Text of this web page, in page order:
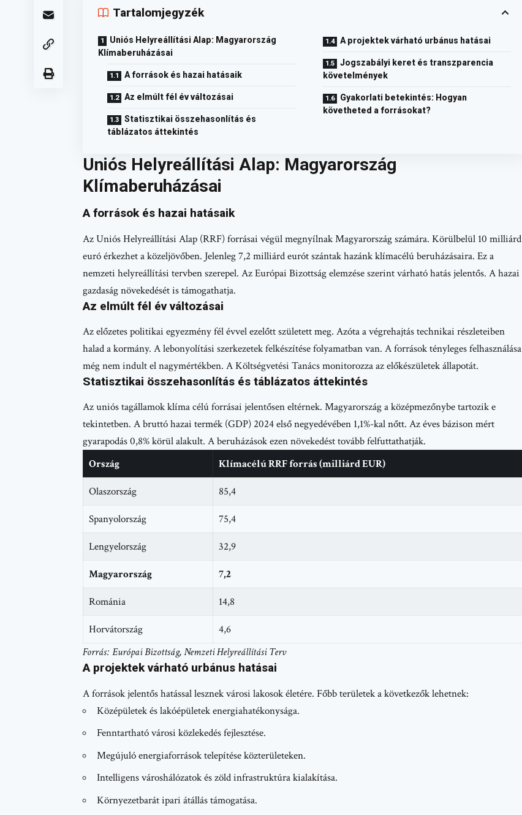
Tartalomjegyzék
Uniós Helyreállítási Alap: Magyarország
Klímaberuházásai
A források és hazai hatásaik
Az elmúlt fél év változásai
Statisztikai összehasonlítás és
táblázatos áttekintés
A projektek várható urbánus hatásai
Jogszabályi keret és transzparencia
követelmények
Gyakorlati betekintés: Hogyan
követheted a forrásokat?
Uniós Helyreállítási Alap: Magyarország
Klímaberuházásai
A források és hazai hatásaik
Az Uniós Helyreállítási Alap (RRF) forrásai végül megnyílnak Magyarország számára. Körülbelül 10 milliárd
euró érkezhet a közeljövőben. Jelenleg 7,2 milliárd eurót szántak hazánk klímacélú beruházásaira. Ez a
nemzeti helyreállítási tervben szerepel. Az Európai Bizottság elemzése szerint várható hatás jelentős. A hazai
gazdaság növekedését is támogathatja.
Az elmúlt fél év változásai
Az előzetes politikai egyezmény fél évvel ezelőtt született meg. Azóta a végrehajtás technikai részleteiben
halad a kormány. A lebonyolítási szerkezetek felkészítése folyamatban van. A források tényleges felhasználása
még nem indult el nagymértékben. A Költségvetési Tanács monitorozza az előkészületek állapotát.
Statisztikai összehasonlítás és táblázatos áttekintés
Az uniós tagállamok klíma célú forrásai jelentősen eltérnek. Magyarország a középmezőnybe tartozik e
tekintetben. A bruttó hazai termék (GDP) 2024 első negyedévében 1,1%-kal nőtt. Az éves bázison mért
gyarapodás 0,8% körül alakult. A beruházások ezen növekedést tovább felfuttathatják.
Ország
Klímacélú RRF forrás (milliárd EUR)
Olaszország 85,4
Spanyolország 75,4
Lengyelország 32,9
Magyarország 7,2
Románia 14,8
Horvátország
4,6
Forrás: Európai Bizottság, Nemzeti Helyreállítási Terv
A projektek várható urbánus hatásai
A források jelentős hatással lesznek városi lakosok életére. Főbb területek a következők lehetnek:
Középületek és lakóépületek energiahatékonysága.
Fenntartható városi közlekedés fejlesztése.
Megújuló energiaforrások telepítése közterületeken.
Intelligens városhálózatok és zöld infrastruktúra kialakítása.
Környezetbarát ipari átállás támogatása.